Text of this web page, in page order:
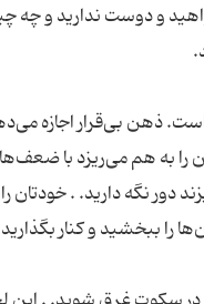
و دوست ندارید و
ذهن بی‌قرار اجازه
را به هم می‌ریزد با
نگه دارید. . خودتان